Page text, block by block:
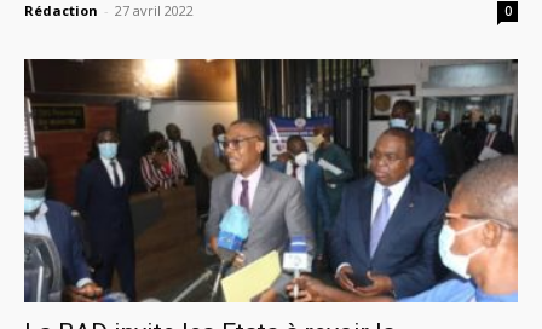
Rédaction - 27 avril 2022 0